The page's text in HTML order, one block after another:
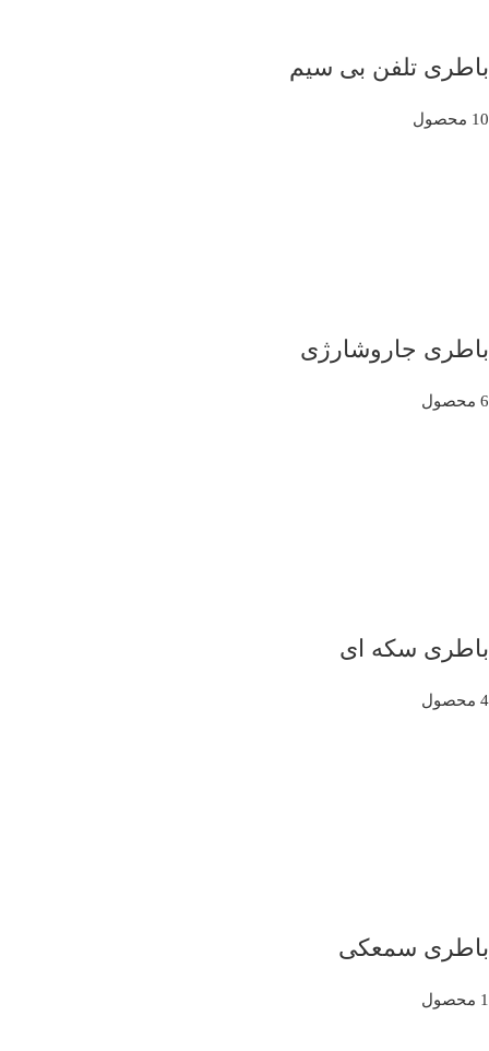
باطری تلفن بی سیم
10 محصول
باطری جاروشارژی
6 محصول
باطری سکه ای
4 محصول
باطری سمعکی
1 محصول